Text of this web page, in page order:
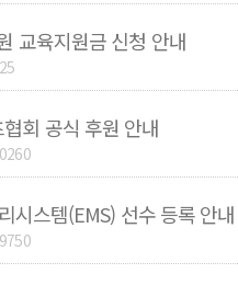
교육지원금 신청 안내
회 공식 후원 안내
시스템(EMS) 선수 등록 안내